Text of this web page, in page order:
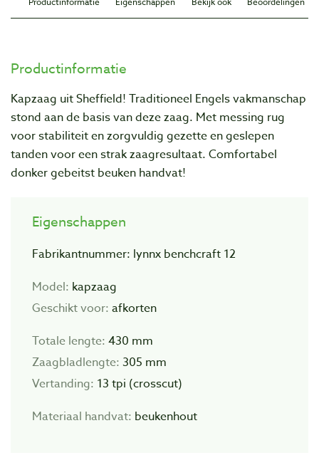
Productinformatie
Kapzaag uit Sheffield! Traditioneel Engels vakmanschap
stond aan de basis van deze zaag. Met messing rug
voor stabiliteit en zorgvuldig gezette en geslepen
tanden voor een strak zaagresultaat. Comfortabel
donker gebeitst beuken handvat!
Eigenschappen
Fabrikantnummer: lynnx benchcraft 12
Model: kapzaag
Geschikt voor: afkorten
Totale lengte: 430 mm
Zaagbladlengte: 305 mm
Vertanding: 13 tpi (crosscut)
Materiaal handvat: beukenhout